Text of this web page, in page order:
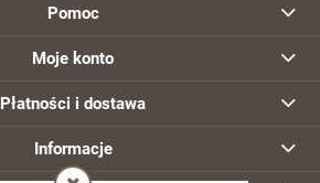
Pomoc
Moje konto
Płatności i dostawa
Informacje